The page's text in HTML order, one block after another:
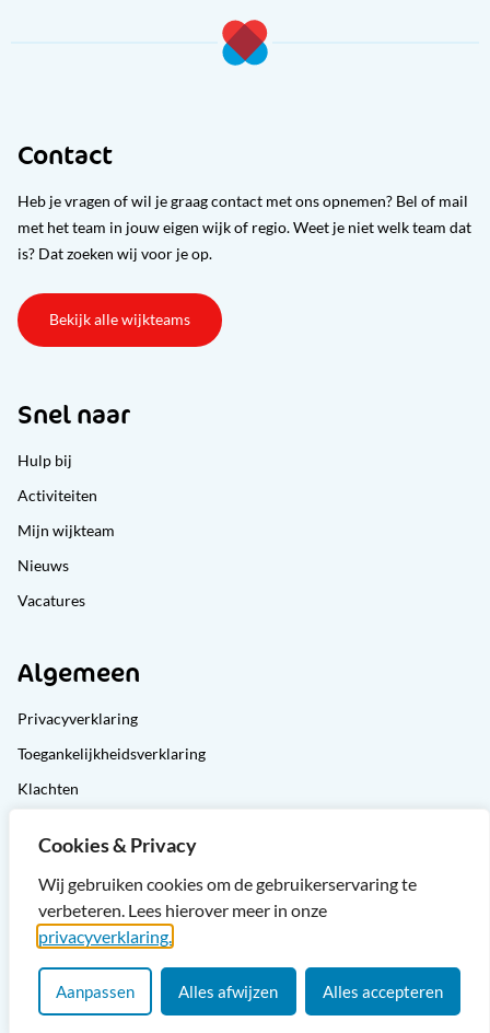
Cookies & Privacy
Wij gebruiken cookies om de gebruikerservaring te
verbeteren. Lees hierover meer in onze
privacyverklaring.
Aanpassen Alles afwijzen Alles accepteren
Contact
Heb je vragen of wil je graag contact met ons opnemen? Bel of mail
met het team in jouw eigen wijk of regio. Weet je niet welk team dat
is? Dat zoeken wij voor je op.
Bekijk alle wijkteams
Snel naar
Hulp bij
Activiteiten
Mijn wijkteam
Nieuws
Vacatures
Algemeen
Privacyverklaring
Toegankelijkheidsverklaring
Klachten
Sitemap